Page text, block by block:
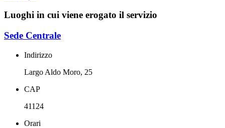
Luoghi in cui viene erogato il servizio
Sede Centrale
Indirizzo
Largo Aldo Moro, 25
CAP
41124
Orari